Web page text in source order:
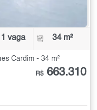
1 vaga 34 m²
Cardim - 34 m²
R$ 663.310